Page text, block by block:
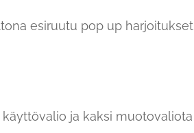
esiruutu pop up harjoitukset
ja kaksi muotovaliota